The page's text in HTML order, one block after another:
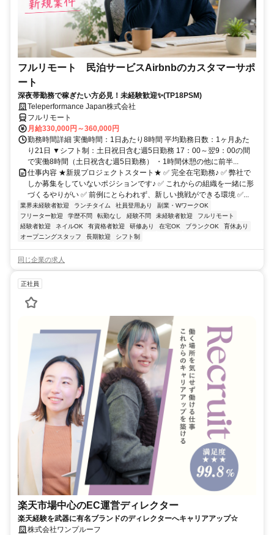
フルリモート 民泊サービスAirbnbのカスタマーサポ
ート
深夜帯勤務で稼ぎたい方必見！未経験歓迎✨(TP18PSM)
Teleperformance Japan株式会社
フルリモート
月給330,000円～360,000円
勤務時間詳細 実働時間：1日あたり8時間 平均勤務日数：1ヶ月あた
り21日 ▼シフト制：土日祝日含む週5日勤務 17：00～翌9：00の間
で実働8時間（土日祝含む週5日勤務） ・1時間休憩の他に前半...
仕事内容 ★新規プロジェクトスタート★ ✅ 完全在宅勤務♪ ✅ 弊社で
しか募集をしていないポジションです♪ ✅ これからの組織を一緒に形
づくるやりがい ✅ 前例にとらわれず、新しい挑戦ができる環境 ✅...
業界未経験者歓迎 ランチタイム 社員登用あり
副業・WワークOK
フリーター歓迎
学歴不問 転勤なし 経験不問 未経験者歓迎
フルリモート
経験者歓迎
ネイルOK 有資格者歓迎 研修あり 在宅OK ブランクOK
育休あり
オープニングスタッフ
長期歓迎 シフト制
同じ企業の求人
正社員
楽天市場中心のEC運営ディレクター
楽天経験を武器に有名ブランドのディレクターへキャリアアップ☆
株式会社ワンプルーフ